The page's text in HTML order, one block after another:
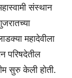
संस्थान
महादेवीला
परिषदेतील
सुरु केली होती.